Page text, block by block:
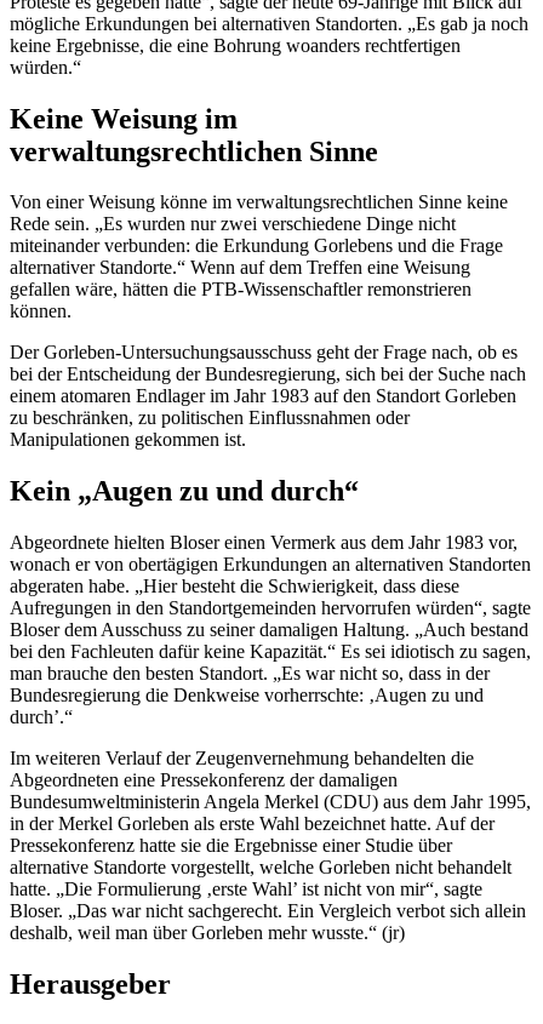
mögliche Erkundungen bei alternativen Standorten. „Es gab ja noch
keine Ergebnisse, die eine Bohrung woanders rechtfertigen
würden.“
Keine Weisung im
verwaltungsrechtlichen Sinne
Von einer Weisung könne im verwaltungsrechtlichen Sinne keine
Rede sein. „Es wurden nur zwei verschiedene Dinge nicht
miteinander verbunden: die Erkundung Gorlebens und die Frage
alternativer Standorte.“ Wenn auf dem Treffen eine Weisung
gefallen wäre, hätten die PTB-Wissenschaftler remonstrieren
können.
Der Gorleben-Untersuchungsausschuss geht der Frage nach, ob es
bei der Entscheidung der Bundesregierung, sich bei der Suche nach
einem atomaren Endlager im Jahr 1983 auf den Standort Gorleben
zu beschränken, zu politischen Einflussnahmen oder
Manipulationen gekommen ist.
Kein „Augen zu und durch“
Abgeordnete hielten Bloser einen Vermerk aus dem Jahr 1983 vor,
wonach er von obertägigen Erkundungen an alternativen Standorten
abgeraten habe. „Hier besteht die Schwierigkeit, dass diese
Aufregungen in den Standortgemeinden hervorrufen würden“, sagte
Bloser dem Ausschuss zu seiner damaligen Haltung. „Auch bestand
bei den Fachleuten dafür keine Kapazität.“ Es sei idiotisch zu sagen,
man brauche den besten Standort. „Es war nicht so, dass in der
Bundesregierung die Denkweise vorherrschte: ‚Augen zu und
durch’.“
Im weiteren Verlauf der Zeugenvernehmung behandelten die
Abgeordneten eine Pressekonferenz der damaligen
Bundesumweltministerin Angela Merkel (CDU) aus dem Jahr 1995,
in der Merkel Gorleben als erste Wahl bezeichnet hatte. Auf der
Pressekonferenz hatte sie die Ergebnisse einer Studie über
alternative Standorte vorgestellt, welche Gorleben nicht behandelt
hatte. „Die Formulierung ‚erste Wahl’ ist nicht von mir“, sagte
Bloser. „Das war nicht sachgerecht. Ein Vergleich verbot sich allein
deshalb, weil man über Gorleben mehr wusste.“ (jr)
Herausgeber